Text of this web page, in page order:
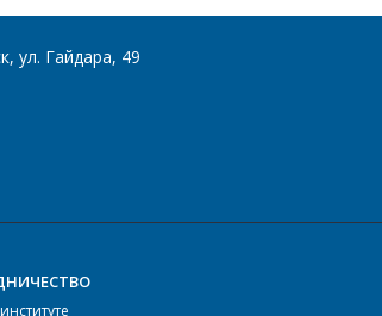
ул. Гайдара, 49